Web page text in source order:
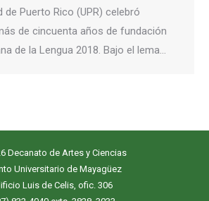
de Puerto Rico (UPR) celebró
de cincuenta años de fundación
de la Lengua 2018. Bajo el lema…
Decanato de Artes y Ciencias
Universitario de Mayagüez
Luis de Celis, ofic. 306